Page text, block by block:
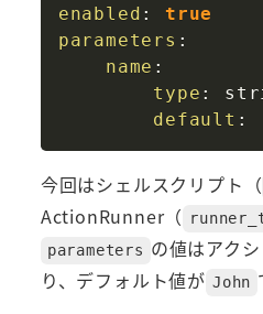
enabled :
true
parameters :
name :
type :
default :
今回はシェルスクリプト（
ActionRunner（
parameters の値はアク
り、デフォルト値が John